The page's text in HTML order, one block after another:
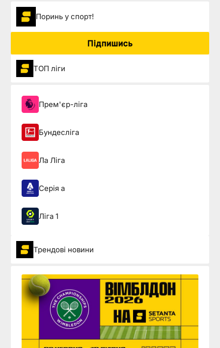
Поринь у спорт!
Підпишись
ТОП ліги
Прем'єр-ліга
Бундесліга
Ла Ліга
Серія а
Ліга 1
Трендові новини